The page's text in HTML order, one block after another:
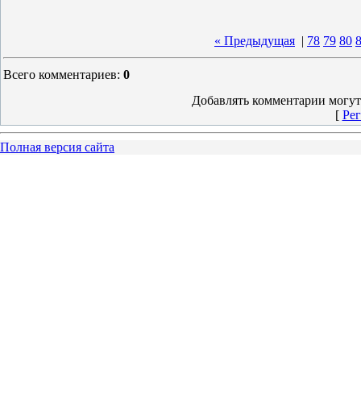
« Предыдущая | 78 79 80
Всего комментариев: 0
Добавлять комментарии
[
Полная версия сайта